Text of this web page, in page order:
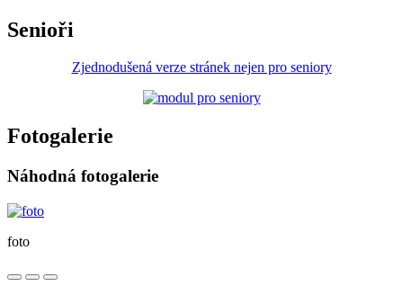
Senioři
Zjednodušená verze stránek nejen pro seniory
Fotogalerie
Náhodná fotogalerie
foto